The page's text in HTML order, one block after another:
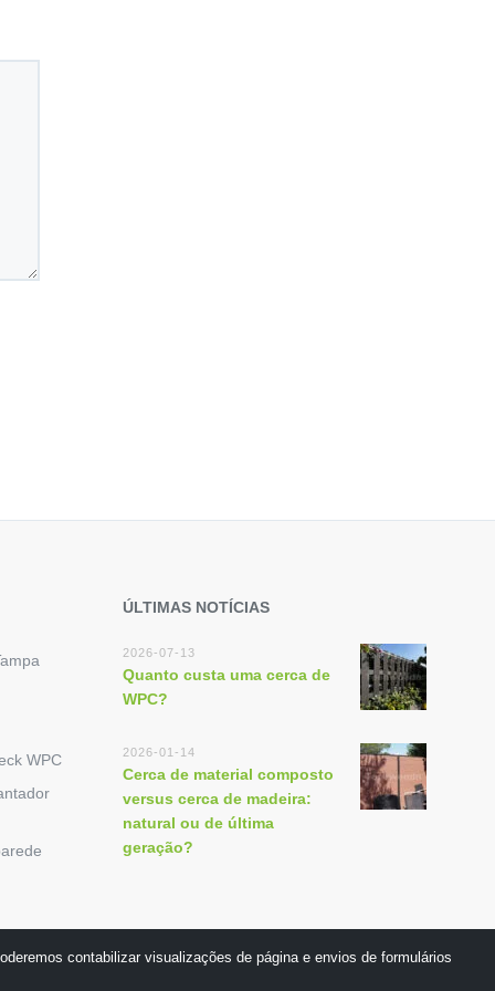
WPC
ÚLTIMAS NOTÍCIAS
2026-07-13
Quanto custa uma cerca de
WPC?
2026-01-14
Cerca de material composto
versus cerca de madeira:
natural ou de última
geração?
contabilizar visualizações de página e envios de formulários